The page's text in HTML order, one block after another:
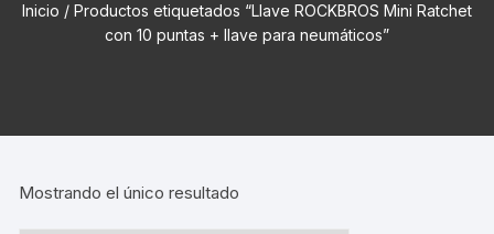
Inicio / Productos etiquetados “Llave ROCKBROS Mini Ratchet
con 10 puntas + llave para neumáticos”
Mostrando el único resultado